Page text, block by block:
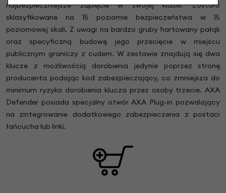
najbezpieczniejsze zapięcie w swojej klasie. Zostało
sklasyfikowane na 15 poziomie bezpieczeństwa w 15
poziomowej skali. Z uwagi na bardzo gruby hartowany pałąk
oraz specyficzną budowę jego przecięcie w miejscu
publicznym graniczy z cudem. W zestawie znajdują się dwa
klucze z możliwością dorobienia jedynie poprzez stronę
producenta podając kod zabezpieczający, co zmniejsza do
minimum ryzyko dorobienia klucza przez osoby trzecie. AXA
Defender posiada specjalny otwór AXA Plug-in pozwalający
na zintegrowanie dodatkowego zabezpieczenia z postaci
łańcucha lub linki.